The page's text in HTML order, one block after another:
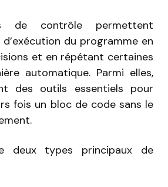
de contrôle permettent
du programme en
et en répétant certaines
automatique. Parmi elles,
des outils essentiels pour
fois un bloc de code sans le
deux types principaux de